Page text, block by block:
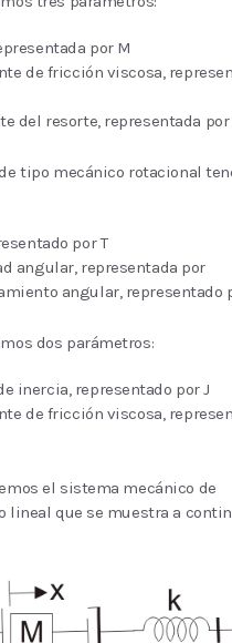
por M
de fricción viscosa,
del resorte, representada por
tipo mecánico rotacional
por T
angular, representada por
angular, representado
dos parámetros:
inercia, representado por J
de fricción viscosa,
el sistema mecánico de
lineal que se muestra a